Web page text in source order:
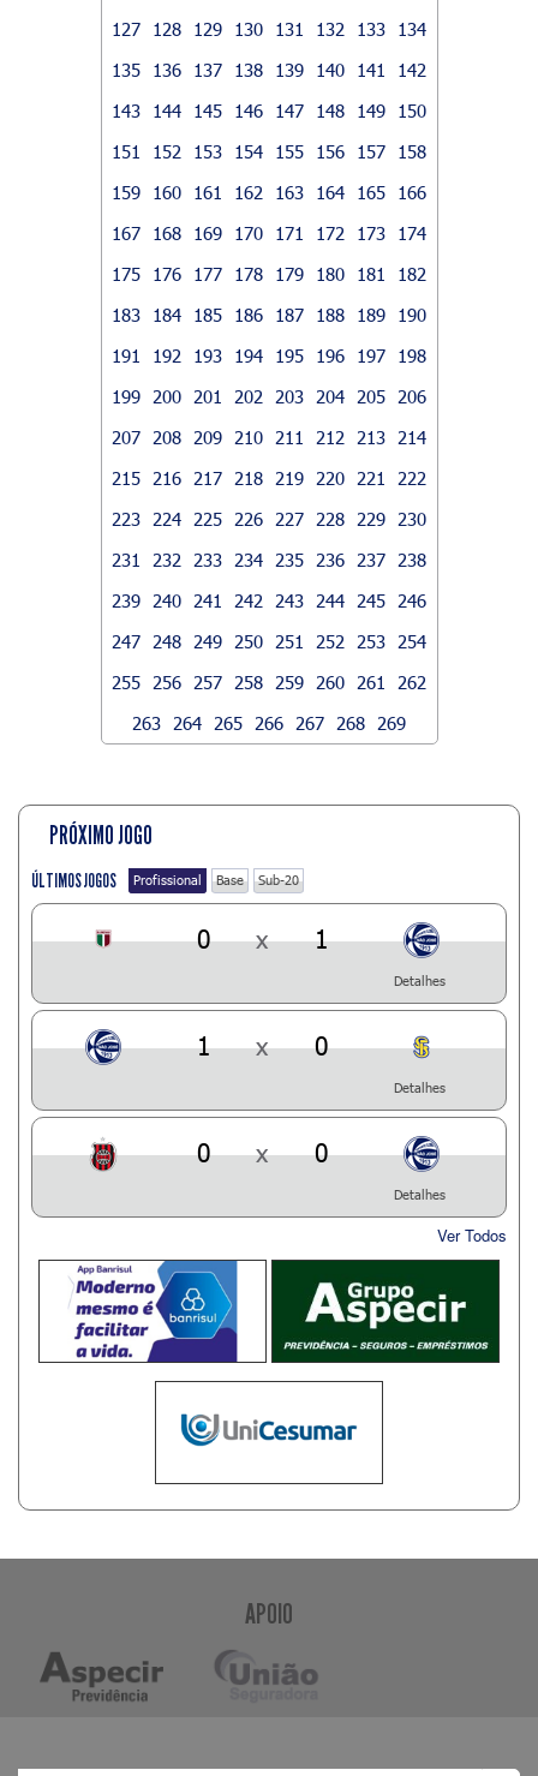
127
128 129 130 131 132 133
134
135
136 137 138 139 140 141
142
143
144 145 146 147 148 149
150
151
152 153 154 155 156 157
158
159
160 161 162 163 164 165
166
167
168 169 170 171 172 173
174
175
176 177 178 179 180 181
182
183
184 185 186 187 188 189
190
191
192 193 194 195 196 197
198
199
200 201 202 203 204 205
206
207
208 209 210 211 212 213
214
215
216 217 218 219 220 221
222
223
224 225 226 227 228 229
230
231
232 233 234 235 236 237
238
239
240 241 242 243 244 245
246
247
248 249 250 251 252 253
254
255
256 257 258 259 260 261
262
263
264 265 266 267 268 269
PRÓXIMO JOGO
ÚLTIMOS JOGOS Profissional Base Sub-20
0 x 1
Detalhes
1 x 0
Detalhes
0 x 0
Detalhes
Ver Todos
APOIO